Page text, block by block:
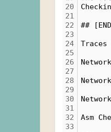
20
21
22
23
24
25
26
27
28
29
30
31
32
33
##
Asm